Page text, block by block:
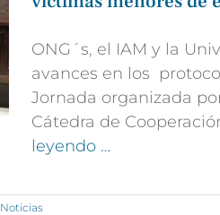
ONG´s, el IAM y la
avances en los
Jornada organizada
Cátedra de
leyendo …
Noticias